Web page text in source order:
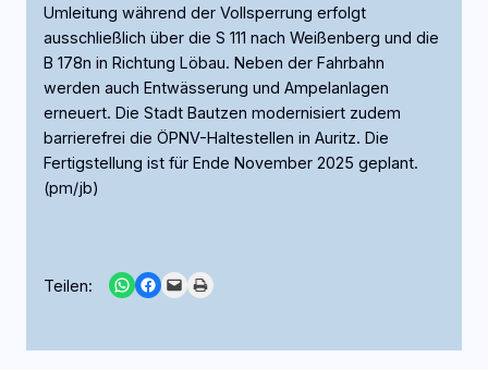
Umleitung während der Vollsperrung erfolgt
ausschließlich über die S 111 nach Weißenberg und die
B 178n in Richtung Löbau. Neben der Fahrbahn
werden auch Entwässerung und Ampelanlagen
erneuert. Die Stadt Bautzen modernisiert zudem
barrierefrei die ÖPNV-Haltestellen in Auritz. Die
Fertigstellung ist für Ende November 2025 geplant.
(pm/jb)
Teilen: Share on WhatsApp
Share on Facebook
Email this PagePrint this Page